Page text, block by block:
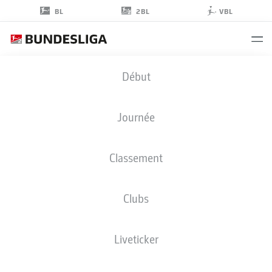
BL 2BL VBL
Début
Journée
Classement
Clubs
Liveticker